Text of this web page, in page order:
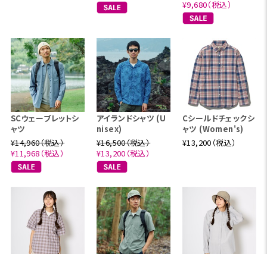
¥9,680（税込）
SCウェーブレットシ
ャツ
¥14,960（税込）
¥11,968（税込）
アイランドシャツ (U
nisex)
¥16,500（税込）
¥13,200（税込）
Cシールドチェックシ
ャツ (Women's)
¥13,200（税込）